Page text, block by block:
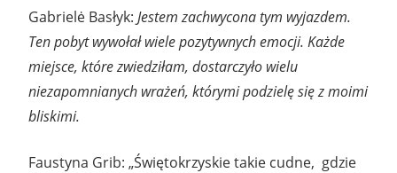
Gabrielė Basłyk: Jestem zachwycona tym wyjazdem.
Ten pobyt wywołał wiele pozytywnych emocji. Każde
miejsce, które zwiedziłam, dostarczyło wielu
niezapomnianych wrażeń, którymi podzielę się z moimi
bliskimi.
Faustyna Grib: „Świętokrzyskie takie cudne, gdzie